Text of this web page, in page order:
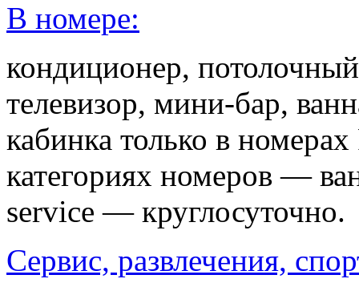
В номере:
кондиционер,
телевизор, мини-бар,
кабинка только в
категориях номеров —
service — круглосуточно.
Сервис, развлечения,